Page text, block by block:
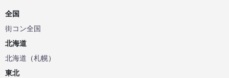
全国
街コン全国
北海道
北海道 （札幌）
東北